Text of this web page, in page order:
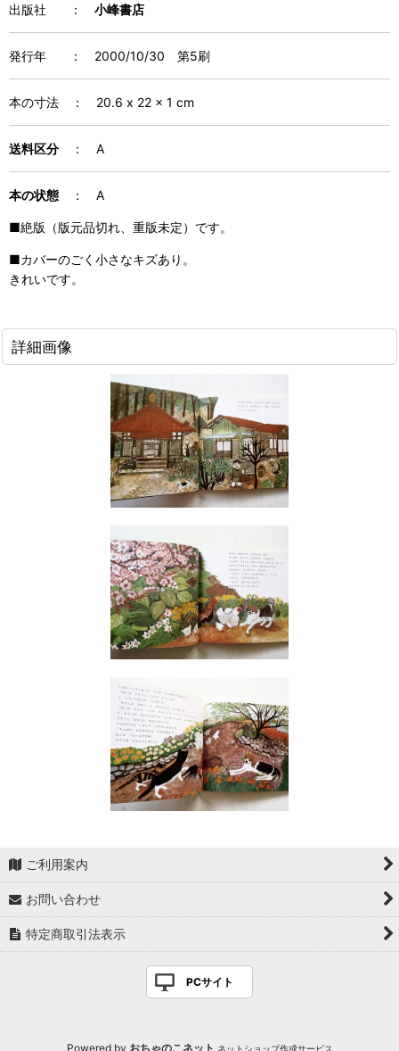
出版社 ： 小峰書店
発行年 ： 2000/10/30 第5刷
本の寸法 ： 20.6 x 22 x 1 cm
送料区分 ： A
本の状態 ： A
■絶版（版元品切れ、重版未定）です。
■カバーのごく小さなキズあり。
きれいです。
詳細画像
ご利用案内
お問い合わせ
特定商取引法表示
PCサイト
Powered by おちゃのこネット ネットショップ作成サービス